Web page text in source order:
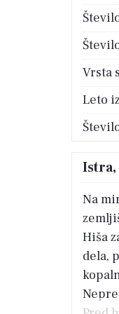
Vrsta
Leto
Istra,
Na
Hiša
dela,